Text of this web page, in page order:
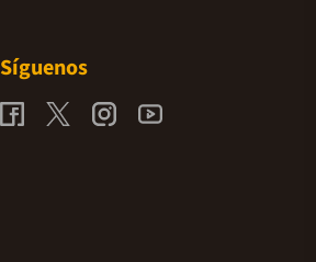
Síguenos